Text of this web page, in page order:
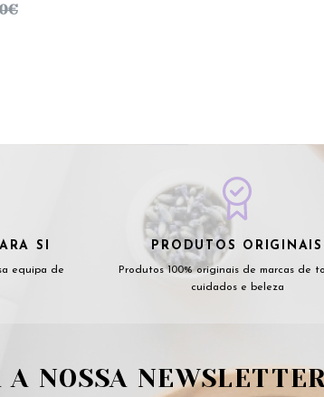
€
SI
equipa de
PRODUTOS ORIGINAIS
Produtos 100% originais de marcas de
cuidados e beleza
A NOSSA